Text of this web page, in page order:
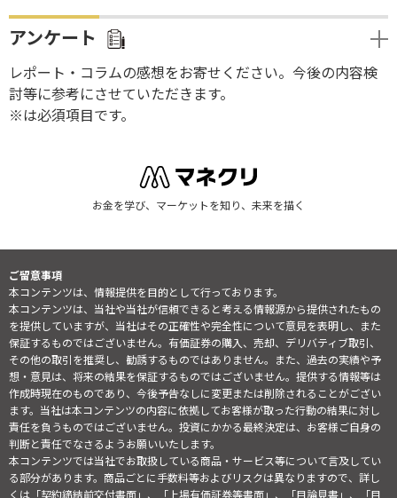
アンケート
レポート・コラムの感想をお寄せください。今後の内容検
討等に参考にさせていただきます。
※は必須項目です。
お金を学び、マーケットを知り、未来を描く
ご留意事項
本コンテンツは、情報提供を目的として行っております。
本コンテンツは、当社や当社が信頼できると考える情報源から提供されたもの
を提供していますが、当社はその正確性や完全性について意見を表明し、また
保証するものではございません。有価証券の購入、売却、デリバティブ取引、
その他の取引を推奨し、勧誘するものではありません。また、過去の実績や予
想・意見は、将来の結果を保証するものではございません。提供する情報等は
作成時現在のものであり、今後予告なしに変更または削除されることがござい
ます。当社は本コンテンツの内容に依拠してお客様が取った行動の結果に対し
責任を負うものではございません。投資にかかる最終決定は、お客様ご自身の
判断と責任でなさるようお願いいたします。
本コンテンツでは当社でお取扱している商品・サービス等について言及してい
る部分があります。商品ごとに手数料等およびリスクは異なりますので、詳し